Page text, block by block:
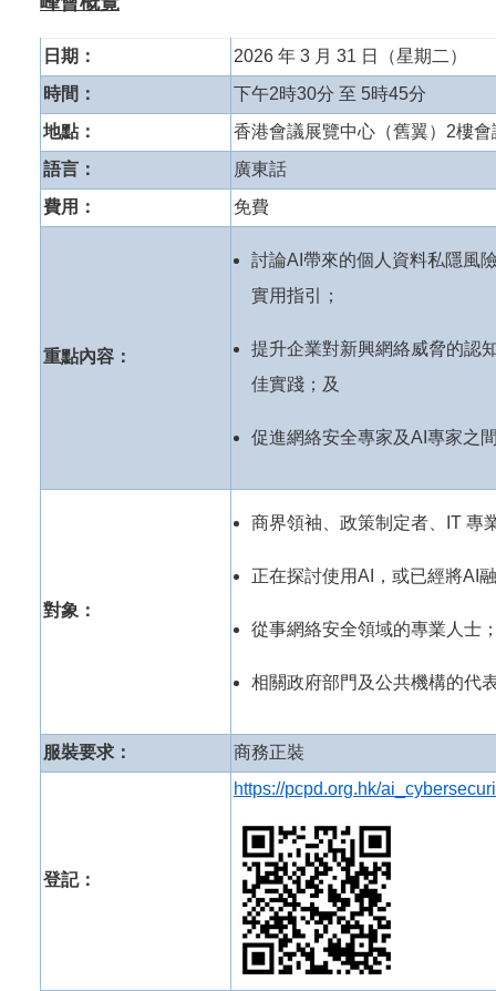
日期：
2026 年 3 月 31 日（星期二）
時間：
下午2時30分 至 5時45分
地點：
香港會議展覽中心（舊翼）2樓
語言：
廣東話
費用：
免費
重點內容：
討論AI帶來的個人資料私隱風
實用指引；
提升企業對新興網絡威脅的認
佳實踐；及
促進網絡安全專家及AI專家之
對象：
商界領袖、政策制定者、IT 專
正在探討使用AI，或已經將AI
從事網絡安全領域的專業人士
相關政府部門及公共機構的代
服裝要求： 商務正裝
登記：
https://pcpd.org.hk/